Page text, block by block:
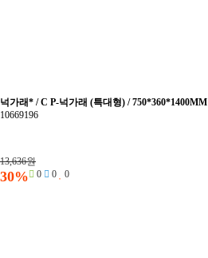
넉가래* / C P-넉가래 (특대형) / 750*360*1400MM
10669196
13,636원
30% 0 0 0